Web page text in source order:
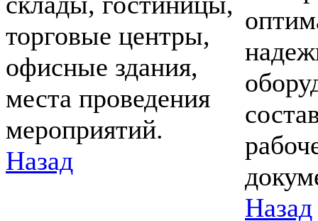
торговые центры,
офисные здания,
места проведения
мероприятий.
Назад
Назад